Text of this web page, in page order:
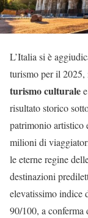
L’Italia si è
turismo per il 2025,
turismo culturale
risultato storico
patrimonio artistico
milioni di
le eterne regine
destinazioni
elevatissimo indice
90/100, a conferma